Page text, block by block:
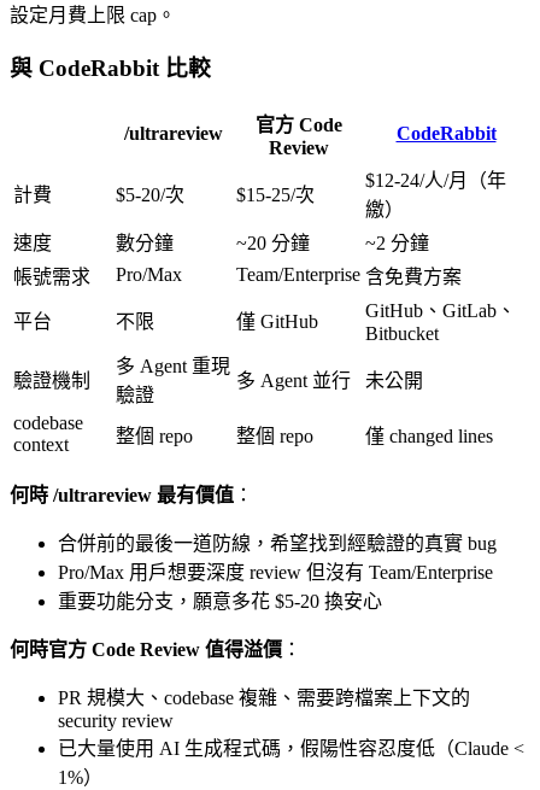
設定月費上限 cap。
與 CodeRabbit 比較
/ultrareview
官方 Code
Review
CodeRabbit
計費 $5-20/次 $15-25/次
$12-24/人/月（年
繳）
速度
數分鐘 ~20 分鐘
~2 分鐘
帳號需求
Pro/Max Team/Enterprise 含免費方案
平台 不限 僅 GitHub
GitHub、GitLab、
Bitbucket
驗證機制
多 Agent 重現
驗證
多 Agent 並行 未公開
codebase
context
整個 repo 整個 repo 僅 changed lines
何時 /ultrareview 最有價值 ：
合併前的最後一道防線，希望找到經驗證的真實 bug
Pro/Max 用戶想要深度 review 但沒有 Team/Enterprise
重要功能分支，願意多花 $5-20 換安心
何時官方 Code Review 值得溢價 ：
PR 規模大、codebase 複雜、需要跨檔案上下文的
security review
已大量使用 AI 生成程式碼，假陽性容忍度低（Claude <
1%）